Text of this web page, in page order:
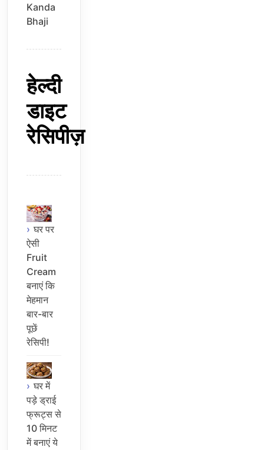
Kanda
Bhaji
हेल्दी
डाइट
रेसिपीज़
घर पर
ऐसी
Fruit
Cream
बनाएं कि
मेहमान
बार-बार
पूछें
रेसिपी!
घर में
पड़े ड्राई
फ्रूट्स से
10 मिनट
में बनाएं ये